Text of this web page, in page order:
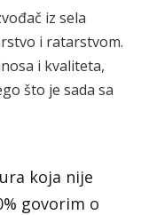
iz sela
i ratarstvom.
i kvaliteta,
što je sada sa
koja nije
govorim o